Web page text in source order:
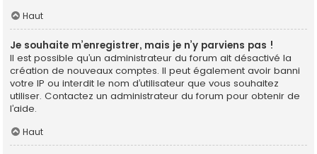
Haut
Je souhaite m’enregistrer, mais je n’y parviens pas !
Il est possible qu’un administrateur du forum ait désactivé la
création de nouveaux comptes. Il peut également avoir banni
votre IP ou interdit le nom d’utilisateur que vous souhaitez
utiliser. Contactez un administrateur du forum pour obtenir de
l’aide.
Haut